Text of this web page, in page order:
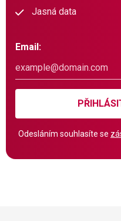
Jasná data
Email:
Odesláním souhlasíte se